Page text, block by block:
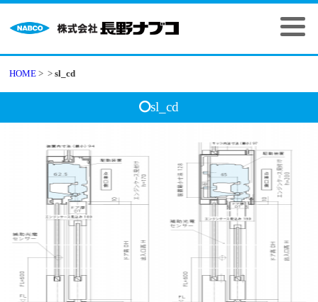
HOME > >sl_cd
sl_cd